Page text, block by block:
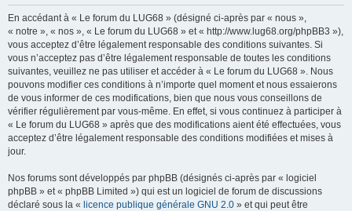
e
En accédant à « Le forum du LUG68 » (désigné ci-après par « nous »,
« notre », « nos », « Le forum du LUG68 » et « http://www.lug68.org/phpBB3 »),
vous acceptez d’être légalement responsable des conditions suivantes. Si
vous n’acceptez pas d’être légalement responsable de toutes les conditions
suivantes, veuillez ne pas utiliser et accéder à « Le forum du LUG68 ». Nous
pouvons modifier ces conditions à n’importe quel moment et nous essaierons
de vous informer de ces modifications, bien que nous vous conseillons de
vérifier régulièrement par vous-même. En effet, si vous continuez à participer à
« Le forum du LUG68 » après que des modifications aient été effectuées, vous
acceptez d’être légalement responsable des conditions modifiées et mises à
jour.
Nos forums sont développés par phpBB (désignés ci-après par « logiciel
phpBB » et « phpBB Limited ») qui est un logiciel de forum de discussions
déclaré sous la « licence publique générale GNU 2.0 » et qui peut être